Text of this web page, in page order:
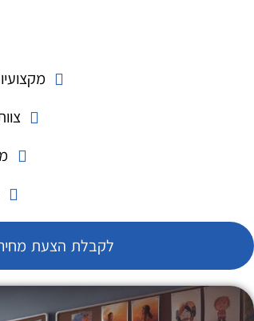
לקבלת הצעת